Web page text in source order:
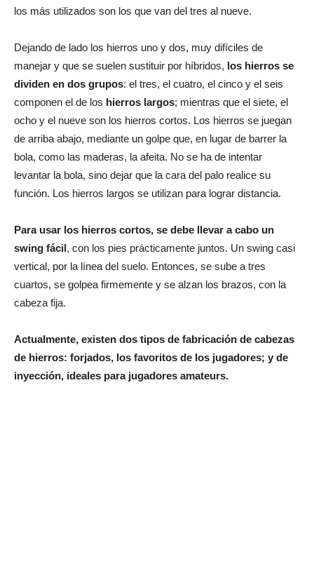
los más utilizados son los que van del tres al nueve.
Dejando de lado los hierros uno y dos, muy difíciles de
manejar y que se suelen sustituir por híbridos, los hierros se
dividen en dos grupos: el tres, el cuatro, el cinco y el seis
componen el de los hierros largos; mientras que el siete, el
ocho y el nueve son los hierros cortos. Los hierros se juegan
de arriba abajo, mediante un golpe que, en lugar de barrer la
bola, como las maderas, la afeita. No se ha de intentar
levantar la bola, sino dejar que la cara del palo realice su
función. Los hierros largos se utilizan para lograr distancia.
Para usar los hierros cortos, se debe llevar a cabo un
swing fácil, con los pies prácticamente juntos. Un swing casi
vertical, por la línea del suelo. Entonces, se sube a tres
cuartos, se golpea firmemente y se alzan los brazos, con la
cabeza fija.
Actualmente, existen dos tipos de fabricación de cabezas
de hierros: forjados, los favoritos de los jugadores; y de
inyección, ideales para jugadores amateurs.